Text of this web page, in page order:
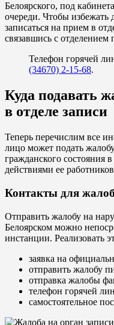
Белоярского, под
очереди. Чтобы избежать
записаться на прием в
связавшись с отделением
Телефон горячей
(34670) 2-15-68.
Куда подавать
в отделе записи
Теперь перечислим все
лицо может подать
гражданского состояния
действиями ее
Контакты для
Отправить жалобу на
Белоярском можно
инстанции. Реализовать
заявка на
отправить жалобу
отправка жалобы
телефон горячей
самостоятельное